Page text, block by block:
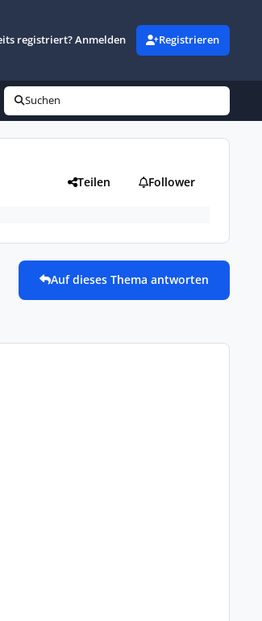
registriert? Anmelden Registrieren
Suchen
Teilen Follower
Auf dieses Thema antworten